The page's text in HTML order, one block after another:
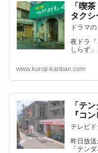
「喫
タクシ
ドラマ
夜ドラ
しらず
www.kuroji-kanban.com
「テ
『コ
テレビド
昨日放
「テン